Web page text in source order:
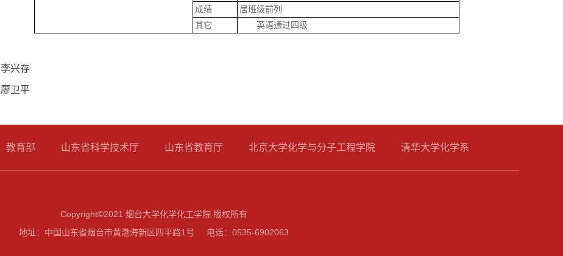
成绩
居班级前列
其它
英语通过四级
李兴存
廖卫平
教育部 山东省科学技术厅 山东省教育厅 北京大学化学与分子工程学院 清华大学化学系
Copyright©2021 烟台大学化学化工学院 版权所有
地址：中国山东省烟台市黄渤海新区四平路1号 电话：0535-6902063